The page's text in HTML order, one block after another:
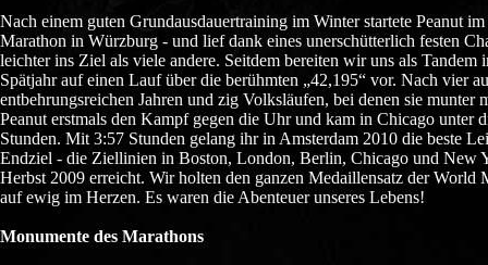
Nach einem guten Grundausdauertraining im Winter startete Peanut
Marathon in Würzburg - und lief dank eines unerschütterlich festen
leichter ins Ziel als viele andere. Seitdem bereiten wir uns als Tandem
Spätjahr auf einen Lauf über die berühmten „42,195“ vor. Nach vier
entbehrungsreichen Jahren und zig Volksläufen, bei denen sie munter
Peanut erstmals den Kampf gegen die Uhr und kam in Chicago unter
Stunden. Mit 3:57 Stunden gelang ihr in Amsterdam 2010 die beste
Endziel - die Ziellinien in Boston, London, Berlin, Chicago und New
Herbst 2009 erreicht. Wir holten den ganzen Medaillensatz der World
auf ewig im Herzen. Es waren die Abenteuer unseres Lebens!
Monumente des Marathons